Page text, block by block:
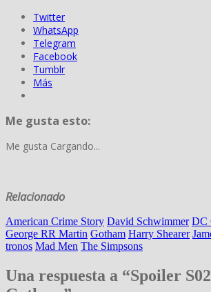
Twitter
WhatsApp
Telegram
Facebook
Tumblr
Más
Me gusta esto:
Me gusta Cargando...
Relacionado
American Crime Story David Schwimmer DC
George RR Martin Gotham Harry Shearer
tronos Mad Men The Simpsons
Una respuesta a “Spoiler